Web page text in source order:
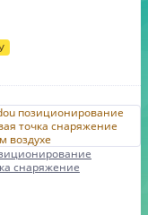
снаряжение